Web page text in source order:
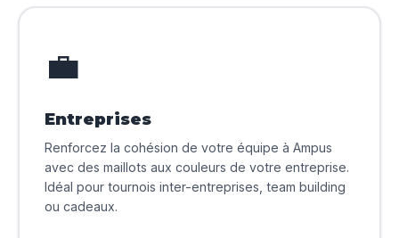
💼
Entreprises
Renforcez la cohésion de votre équipe à Ampus
avec des maillots aux couleurs de votre entreprise.
Idéal pour tournois inter-entreprises, team building
ou cadeaux.